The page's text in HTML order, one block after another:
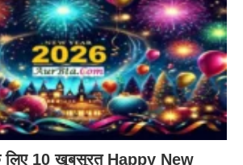
लिए 10 खूबसूरत Happy New